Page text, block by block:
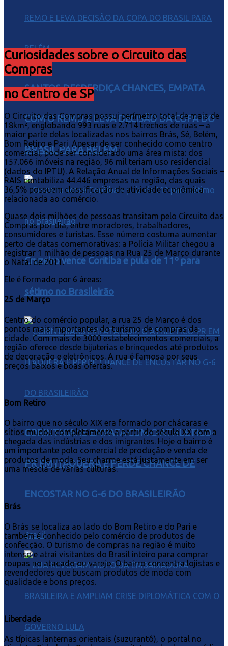
SANTOS DESPERDIÇA CHANCES, EMPATA
COM O REMO E LEVA DECISÃO DA COPA DO
BRASIL PARA BELÉM
Cruzeiro vence Coritiba e pula de 11º para
sétimo no Brasileirão
CORINTHIANS EMPATA COM O ATHLETICO-
PR EM ITAQUERA E PERDE CHANCE DE
ENCOSTAR NO G-6 DO BRASILEIRÃO
Brasil
Curiosidades sobre o Circuito das
Compras
no Centro de SP
O Circuito das Compras possui perímetro total de mais de
18km², englobando 993 ruas e 2.714 trechos de ruas – a
maior parte delas localizadas nos bairros Brás, Sé, Belém,
Bom Retiro e Pari. Apesar de ser conhecido como centro
comercial, pode ser considerado uma área mista: dos
157.066 imóveis na região, 96 mil teriam uso residencial
(dados do IPTU). A Relação Anual de Informações Sociais –
RAIS contabiliza 44.446 empresas na região, das quais
36,5% possuem classificação de atividade econômica
relacionada ao comércio.
Quase dois milhões de pessoas transitam pelo Circuito das
Compras por dia, entre moradores, trabalhadores,
consumidores e turistas. Esse número costuma aumentar
perto de datas comemorativas: a Polícia Militar chegou a
registrar 1 milhão de pessoas na Rua 25 de Março durante
o Natal de 2011.
Ele é formado por 6 áreas:
25 de Março
Centro do comércio popular, a rua 25 de Março é dos
pontos mais importantes do turismo de compras da
cidade. Com mais de 3000 estabelecimentos comerciais, a
região oferece desde bijuterias e brinquedos até produtos
de decoração e eletrônicos. A rua é famosa por seus
preços baixos e boas ofertas.
Bom Retiro
O bairro que no século XIX era formado por chácaras e
sítios mudou completamente a partir do século XX com a
chegada das indústrias e dos imigrantes. Hoje o bairro é
um importante polo comercial de produção e venda de
produtos de moda. Seu charme está justamente em ser
uma mescla de várias culturas.
Brás
O Brás se localiza ao lado do Bom Retiro e do Pari e
também é conhecido pelo comércio de produtos de
confecção. O turismo de compras na região é muito
intenso e atrai visitantes do Brasil inteiro para comprar
roupas no atacado ou varejo. O bairro concentra lojistas e
revendedores que buscam produtos de moda com
qualidade e bons preços.
Liberdade
As típicas lanternas orientais (suzurantô), o portal no